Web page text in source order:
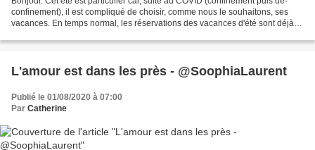
confinement), il est compliqué de choisir, comme nous le souhaitons, ses
vacances. En temps normal, les réservations des vacances d'été sont déjà
L'amour est dans les près - @SoophiaLaurent
Publié le 01/08/2020 à 07:00
Par Catherine